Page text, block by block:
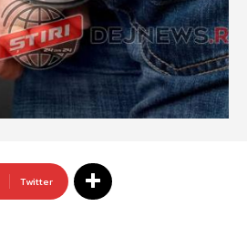
Twitter